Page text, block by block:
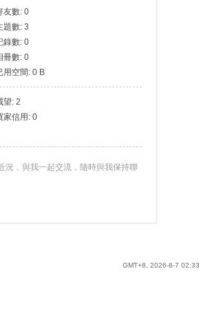
友數: 0
題數: 3
錄數: 0
冊數: 0
用空間: 0 B
望: 2
家信用: 0
況，與我一起交流，隨時與我保持聯
GMT+8, 2026-8-7 02:33